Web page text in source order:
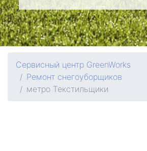
Сервисный центр GreenWorks
Ремонт снегоуборщиков
метро Текстильщики